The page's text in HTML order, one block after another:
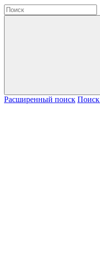
Расширенный поиск Поиск